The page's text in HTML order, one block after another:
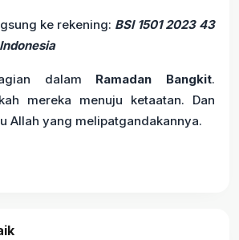
ke rekening: BSI 1501 2023 43
dalam Ramadan Bangkit.
mereka menuju ketaatan. Dan
Allah yang melipatgandakannya.